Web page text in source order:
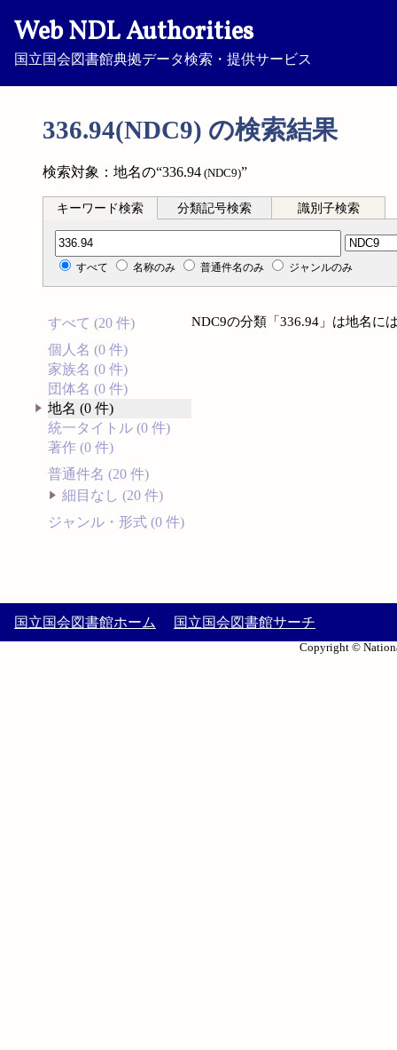
Web NDL Authorities
国立国会図書館典拠データ検索・提供サービス
336.94(NDC9) の検索結果
検索対象：地名の“336.94 (NDC9)”
キーワード検索 分類記号検索 識別子検索
分類記号検索
すべて 名称のみ 普通件名のみ ジャンルのみ
すべて (20 件)
個人名 (0 件)
家族名 (0 件)
団体名 (0 件)
地名 (0 件)
統一タイトル (0 件)
著作 (0 件)
普通件名 (20 件)
細目なし (20 件)
ジャンル・形式 (0 件)
NDC9の分類「336.94」は地名に
国立国会図書館ホーム 国立国会図書館サーチ
Copyright ©